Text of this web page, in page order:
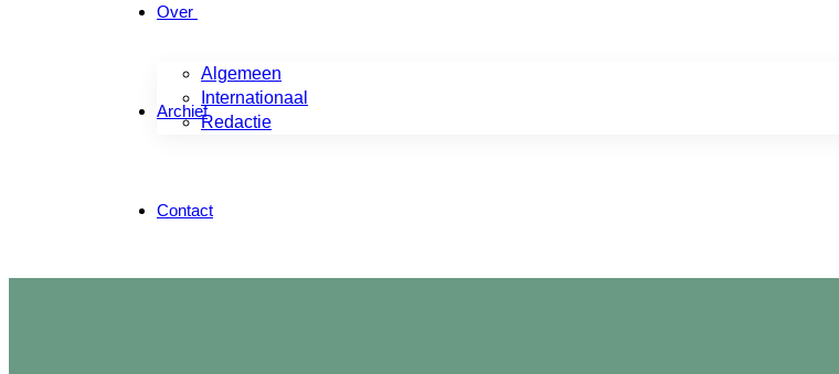
Over
Algemeen
Internationaal
Redactie
Archief
Contact